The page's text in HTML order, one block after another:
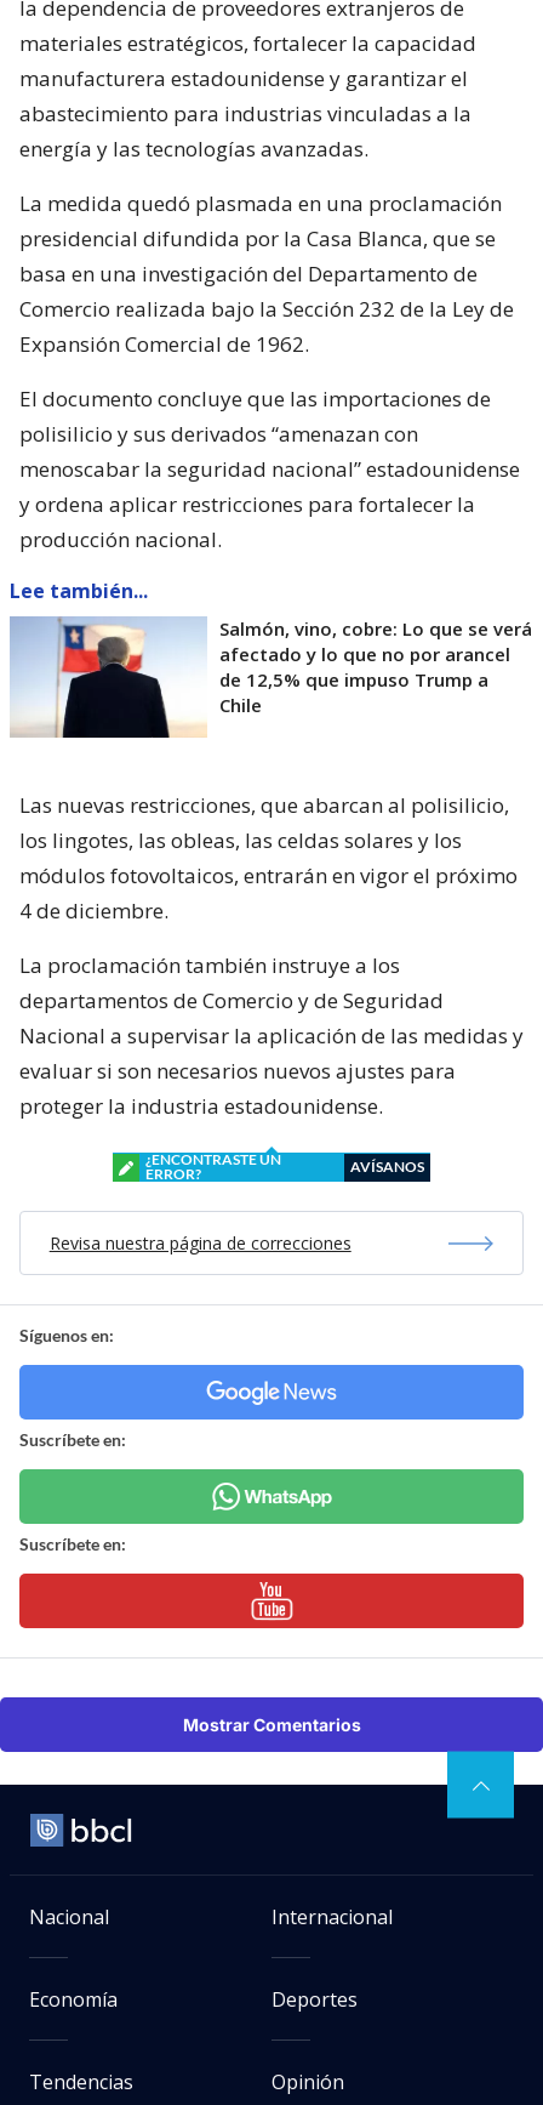
la dependencia de proveedores extranjeros de
materiales estratégicos, fortalecer la capacidad
manufacturera estadounidense y garantizar el
abastecimiento para industrias vinculadas a la
energía y las tecnologías avanzadas.
La medida quedó plasmada en una proclamación
presidencial difundida por la Casa Blanca, que se
basa en una investigación del Departamento de
Comercio realizada bajo la Sección 232 de la Ley de
Expansión Comercial de 1962.
El documento concluye que las importaciones de
polisilicio y sus derivados “amenazan con
menoscabar la seguridad nacional” estadounidense
y ordena aplicar restricciones para fortalecer la
producción nacional.
Lee también...
Salmón, vino, cobre: Lo que se verá
afectado y lo que no por arancel
de 12,5% que impuso Trump a
Chile
Las nuevas restricciones, que abarcan al polisilicio,
los lingotes, las obleas, las celdas solares y los
módulos fotovoltaicos, entrarán en vigor el próximo
4 de diciembre.
La proclamación también instruye a los
departamentos de Comercio y de Seguridad
Nacional a supervisar la aplicación de las medidas y
evaluar si son necesarios nuevos ajustes para
proteger la industria estadounidense.
¿ENCONTRASTE UN
ERROR?
AVÍSANOS
Revisa nuestra página de correcciones
Síguenos en:
Suscríbete en:
Suscríbete en:
Mostrar Comentarios
Nacional Internacional
Economía Deportes
Tendencias Opinión